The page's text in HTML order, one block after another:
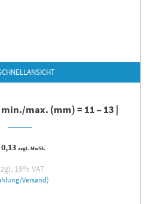
min./max. (mm) = 11 – 13 |
0,13 zzgl. MwSt.
19% VAT
Versand)